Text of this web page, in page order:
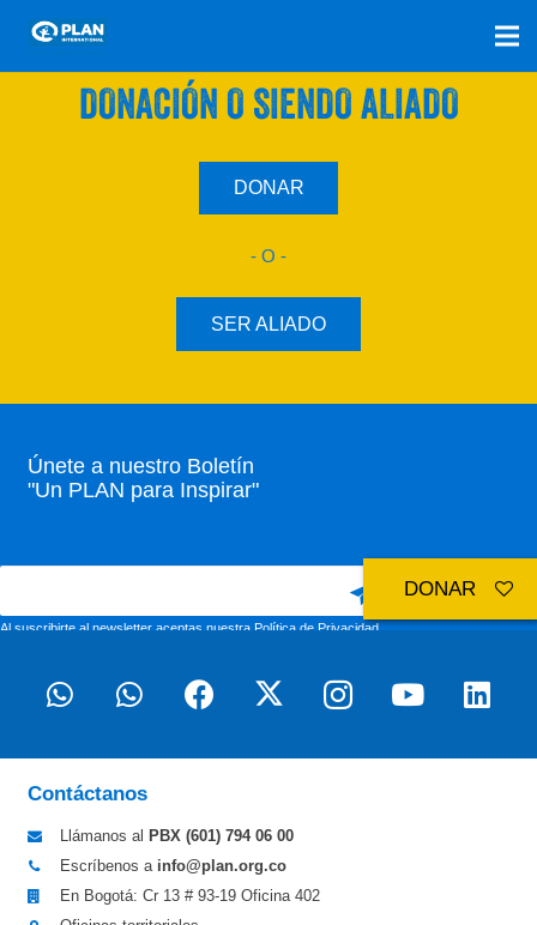
SÚMATE A NUESTRO PLAN CON UNA
DONACIÓN O SIENDO ALIADO
DONAR
- O -
SER ALIADO
Únete a nuestro Boletín
"Un PLAN para Inspirar"
Al suscribirte al newsletter aceptas nuestraPolítica de Privacidad
Contáctanos
Llámanos al PBX (601) 794 06 00
Escríbenos a info@plan.org.co
En Bogotá: Cr 13 # 93-19 Oficina 402
DONAR